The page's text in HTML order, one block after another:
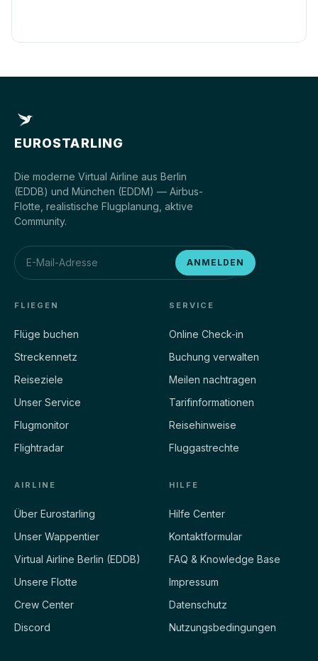
EUROSTARLING
Die moderne Virtual Airline aus Berlin
(EDDB) und München (EDDM) — Airbus-
Flotte, realistische Flugplanung, aktive
Community.
ANMELDEN
FLIEGEN
Flüge buchen
Streckennetz
Reiseziele
Unser Service
Flugmonitor
Flightradar
SERVICE
Online Check-in
Buchung verwalten
Meilen nachtragen
Tarifinformationen
Reisehinweise
Fluggastrechte
AIRLINE
Über Eurostarling
Unser Wappentier
Virtual Airline Berlin (EDDB)
Unsere Flotte
Crew Center
Discord
HILFE
Hilfe Center
Kontaktformular
FAQ & Knowledge Base
Impressum
Datenschutz
Nutzungsbedingungen